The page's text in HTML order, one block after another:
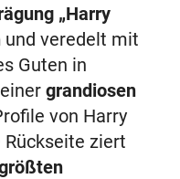
„Harry
und veredelt mit
Guten in
grandiosen
von Harry
ziert